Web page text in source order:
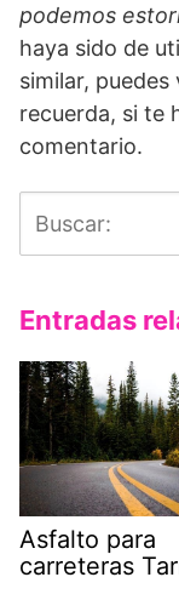
podemos
haya sido de
similar,
recuerda, si te
comentario.
Entradas
Asfalto para
carreteras